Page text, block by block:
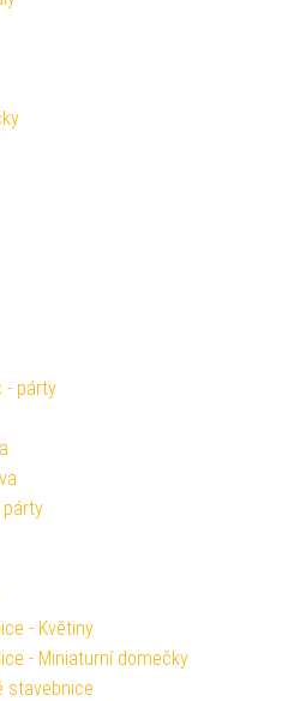
- párty
párty
- Květiny
- Miniaturní domečky
stavebnice